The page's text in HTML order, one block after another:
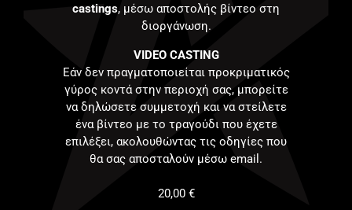
castings, μέσω αποστολής βίντεο στη
διοργάνωση.
VIDEO CASTING
Εάν δεν πραγματοποιείται προκριματικός
γύρος κοντά στην περιοχή σας, μπορείτε
να δηλώσετε συμμετοχή και να στείλετε
ένα βίντεο με το τραγούδι που έχετε
επιλέξει, ακολουθώντας τις οδηγίες που
θα σας αποσταλούν μέσω email.
20,00 €